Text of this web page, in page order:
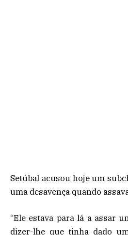
Setúbal acusou hoje um
uma desavença quando
“Ele estava para lá a assar
dizer-lhe que tinha dado